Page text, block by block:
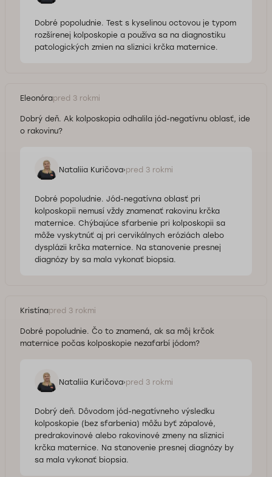
Dobré popoludnie. Test s kyselinou octovou je typom
rozšírenej kolposkopie a používa sa na diagnostiku
patologických zmien na sliznici krčka maternice.
Eleonórapred 3 rokmi
Dobrý deň. Ak kolposkopia odhalila jód-negatívnu oblasť, ide
o rakovinu?
Nataliia Kuričova pred 3 rokmi
Dobré popoludnie. Jód-negatívna oblasť pri
kolposkopii nemusí vždy znamenať rakovinu krčka
maternice. Chýbajúce sfarbenie pri kolposkopii sa
môže vyskytnúť aj pri cervikálnych eróziách alebo
dysplázii krčka maternice. Na stanovenie presnej
diagnózy by sa mala vykonať biopsia.
Kristínapred 3 rokmi
Dobré popoludnie. Čo to znamená, ak sa môj krčok
maternice počas kolposkopie nezafarbí jódom?
Nataliia Kuričova pred 3 rokmi
Dobrý deň. Dôvodom jód-negatívneho výsledku
kolposkopie (bez sfarbenia) môžu byť zápalové,
predrakovinové alebo rakovinové zmeny na sliznici
krčka maternice. Na stanovenie presnej diagnózy by
sa mala vykonať biopsia.